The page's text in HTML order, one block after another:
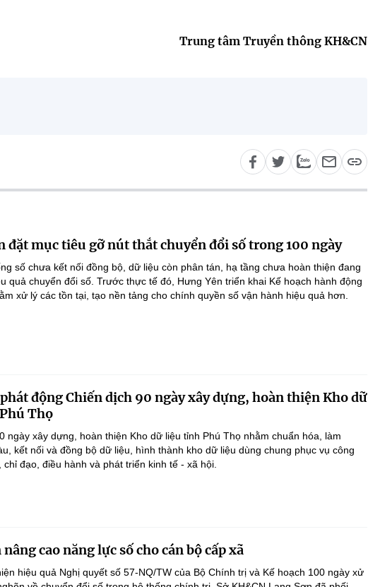
Trung tâm Truyền thông KH&CN
đặt mục tiêu gỡ nút thắt chuyển đổi số trong 100 ngày
số chưa kết nối đồng bộ, dữ liệu còn phân tán, hạ tầng chưa hoàn thiện đang
quả chuyển đổi số. Trước thực tế đó, Hưng Yên triển khai Kế hoạch hành động
xử lý các tồn tại, tạo nền tảng cho chính quyền số vận hành hiệu quả hơn.
động Chiến dịch 90 ngày xây dựng, hoàn thiện Kho dữ
Thọ
ngày xây dựng, hoàn thiện Kho dữ liệu tỉnh Phú Thọ nhằm chuẩn hóa, làm
kết nối và đồng bộ dữ liệu, hình thành kho dữ liệu dùng chung phục vụ công
chỉ đạo, điều hành và phát triển kinh tế - xã hội.
nâng cao năng lực số cho cán bộ cấp xã
hiệu quả Nghị quyết số 57-NQ/TW của Bộ Chính trị và Kế hoạch 100 ngày xử